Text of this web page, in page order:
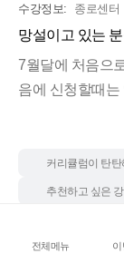
니다.
수강정보: 종로센터
망설이고 있는
7월달에 처음으
음에 신청할때는
는 데에 집중했
말하는 게 아니
게끔 하는게 중
시켜 주셨습니
커리큘럼이 탄탄
추천하고 싶은
전체메뉴 이